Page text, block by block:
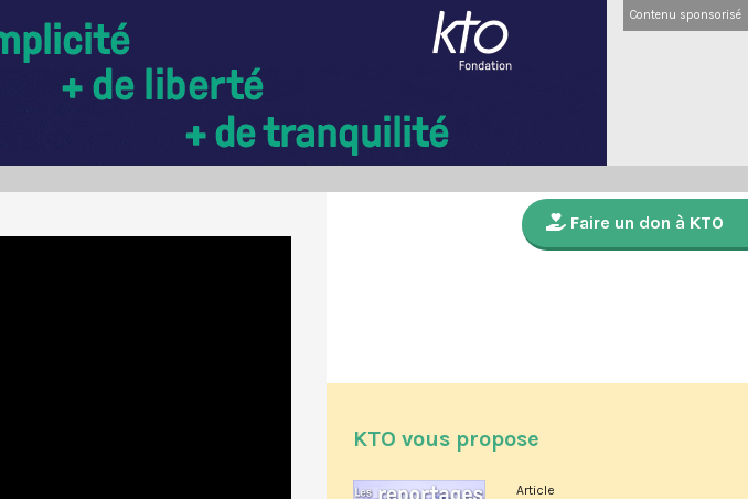
Contenu sponsorisé
Faire un don à KTO
KTO vous propose
Article